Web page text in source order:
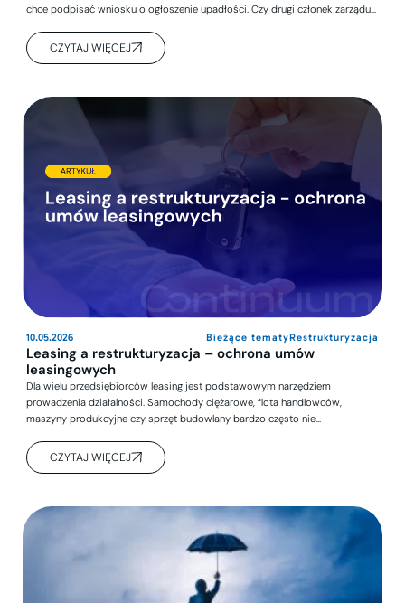
chce podpisać wniosku o ogłoszenie upadłości. Czy drugi członek zarządu…
CZYTAJ WIĘCEJ
10.05.2026 Bieżące tematyRestrukturyzacja
Leasing a restrukturyzacja – ochrona umów
leasingowych
Dla wielu przedsiębiorców leasing jest podstawowym narzędziem
prowadzenia działalności. Samochody ciężarowe, flota handlowców,
maszyny produkcyjne czy sprzęt budowlany bardzo często nie…
CZYTAJ WIĘCEJ